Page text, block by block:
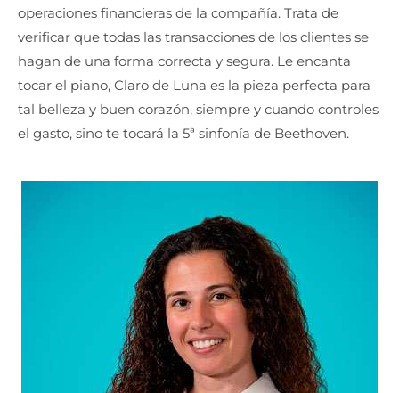
operaciones financieras de la compañía. Trata de
verificar que todas las transacciones de los clientes se
hagan de una forma correcta y segura. Le encanta
tocar el piano, Claro de Luna es la pieza perfecta para
tal belleza y buen corazón, siempre y cuando controles
el gasto, sino te tocará la 5ª sinfonía de Beethoven.